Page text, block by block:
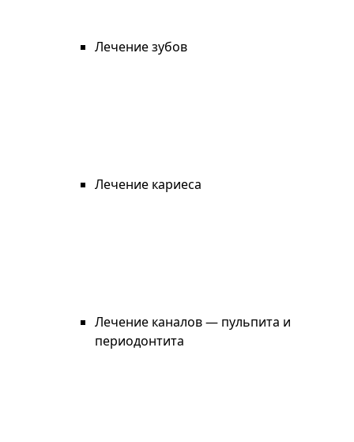
Лечение зубов
Лечение кариеса
Лечение каналов — пульпита и
периодонтита